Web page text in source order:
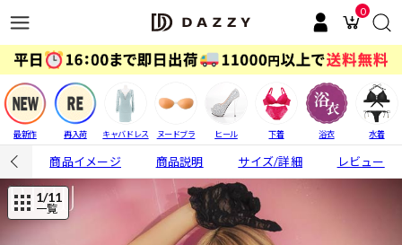
0
最新作 再入荷 キャバドレス ヌードブラ ヒール 下着 浴衣 水着
商品イメージ 商品説明 サイズ/詳細 レビュー
1/11
一覧